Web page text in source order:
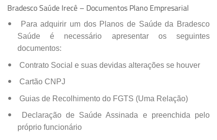
Bradesco Saúde Irecê – Documentos Plano Empresarial
Para adquirir um dos Planos de Saúde da Bradesco
Saúde é necessário apresentar os seguintes
documentos:
Contrato Social e suas devidas alterações se houver
Cartão CNPJ
Guias de Recolhimento do FGTS (Uma Relação)
Declaração de Saúde Assinada e preenchida pelo
próprio funcionário